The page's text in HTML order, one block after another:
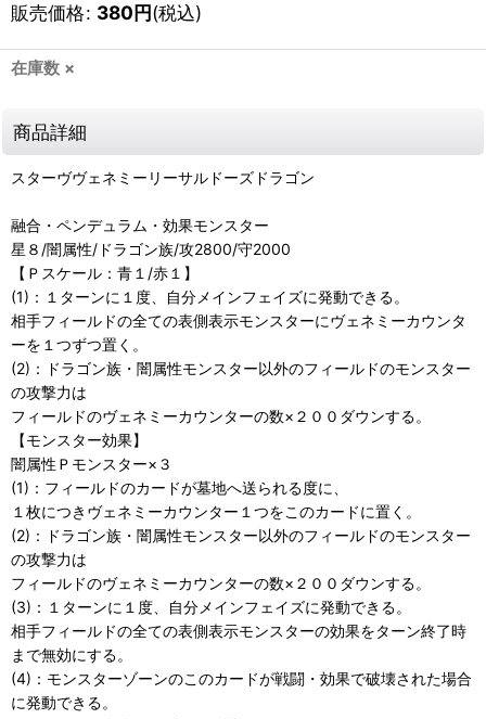
販売価格: 380円(税込)
在庫数 ×
商品詳細
スターヴヴェネミーリーサルドーズドラゴン
融合・ペンデュラム・効果モンスター
星８/闇属性/ドラゴン族/攻2800/守2000
【Ｐスケール：青１/赤１】
(1)：１ターンに１度、自分メインフェイズに発動できる。
相手フィールドの全ての表側表示モンスターにヴェネミーカウンタ
ーを１つずつ置く。
(2)：ドラゴン族・闇属性モンスター以外のフィールドのモンスター
の攻撃力は
フィールドのヴェネミーカウンターの数×２００ダウンする。
【モンスター効果】
闇属性Ｐモンスター×３
(1)：フィールドのカードが墓地へ送られる度に、
１枚につきヴェネミーカウンター１つをこのカードに置く。
(2)：ドラゴン族・闇属性モンスター以外のフィールドのモンスター
の攻撃力は
フィールドのヴェネミーカウンターの数×２００ダウンする。
(3)：１ターンに１度、自分メインフェイズに発動できる。
相手フィールドの全ての表側表示モンスターの効果をターン終了時
まで無効にする。
(4)：モンスターゾーンのこのカードが戦闘・効果で破壊された場合
に発動できる。